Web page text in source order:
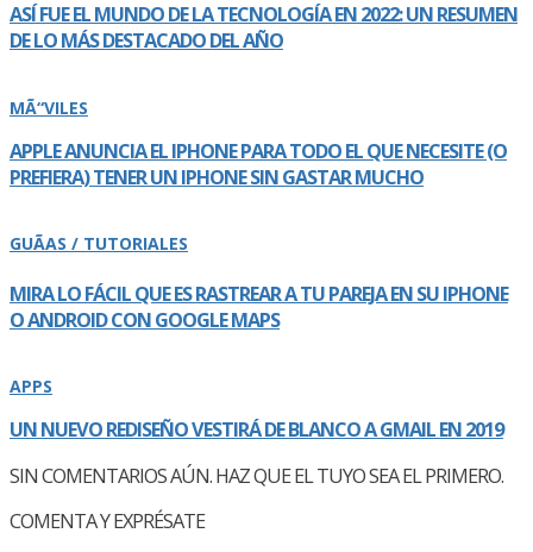
ASÍ­ FUE EL MUNDO DE LA TECNOLOGÍ­A EN 2022: UN RESUMEN
DE LO MÁS DESTACADO DEL AÑO
MÃ“VILES
APPLE ANUNCIA EL IPHONE PARA TODO EL QUE NECESITE (O
PREFIERA) TENER UN IPHONE SIN GASTAR MUCHO
GUÃAS / TUTORIALES
MIRA LO FÁCIL QUE ES RASTREAR A TU PAREJA EN SU IPHONE
O ANDROID CON GOOGLE MAPS
APPS
UN NUEVO REDISEÑO VESTIRÁ DE BLANCO A GMAIL EN 2019
SIN COMENTARIOS AÚN. HAZ QUE EL TUYO SEA EL PRIMERO.
COMENTA Y EXPRÉSATE